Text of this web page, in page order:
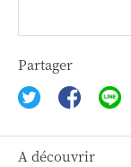
Partager
A découvrir